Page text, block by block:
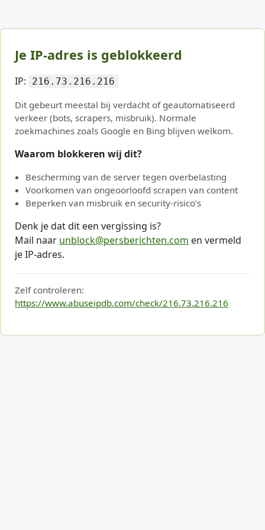
Je IP-adres is geblokkeerd
IP: 216.73.216.216
Dit gebeurt meestal bij verdacht of geautomatiseerd
verkeer (bots, scrapers, misbruik). Normale
zoekmachines zoals Google en Bing blijven welkom.
Waarom blokkeren wij dit?
Bescherming van de server tegen overbelasting
Voorkomen van ongeoorloofd scrapen van content
Beperken van misbruik en security-risico’s
Denk je dat dit een vergissing is?
Mail naar unblock@persberichten.com en vermeld
je IP-adres.
Zelf controleren:
https://www.abuseipdb.com/check/216.73.216.216